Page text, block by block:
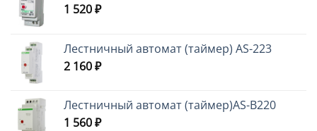
1 520₽
Лестничный автомат (таймер) AS-223
2 160₽
Лестничный автомат (таймер)AS-B220
1 560₽